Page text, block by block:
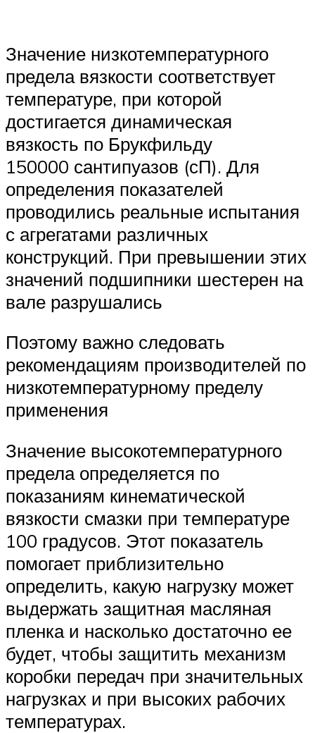
Значение низкотемпературного
предела вязкости соответствует
температуре, при которой
достигается динамическая
вязкость по Брукфильду
150000 сантипуазов (сП). Для
определения показателей
проводились реальные испытания
с агрегатами различных
конструкций. При превышении этих
значений подшипники шестерен на
вале разрушались
Поэтому важно следовать
рекомендациям производителей по
низкотемпературному пределу
применения
Значение высокотемпературного
предела определяется по
показаниям кинематической
вязкости смазки при температуре
100 градусов. Этот показатель
помогает приблизительно
определить, какую нагрузку может
выдержать защитная масляная
пленка и насколько достаточно ее
будет, чтобы защитить механизм
коробки передач при значительных
нагрузках и при высоких рабочих
температурах.